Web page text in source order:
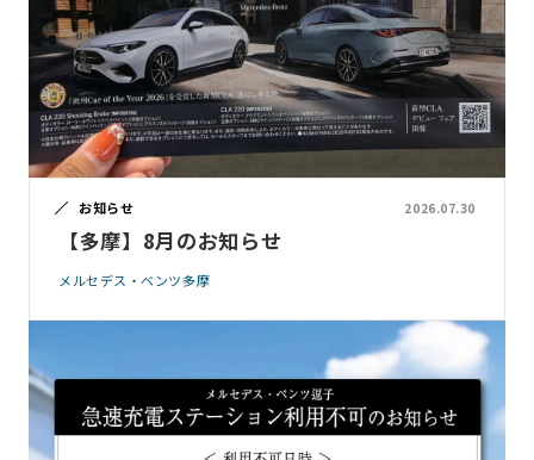
お知らせ 2026.07.30
【多摩】8月のお知らせ
メルセデス・ベンツ多摩